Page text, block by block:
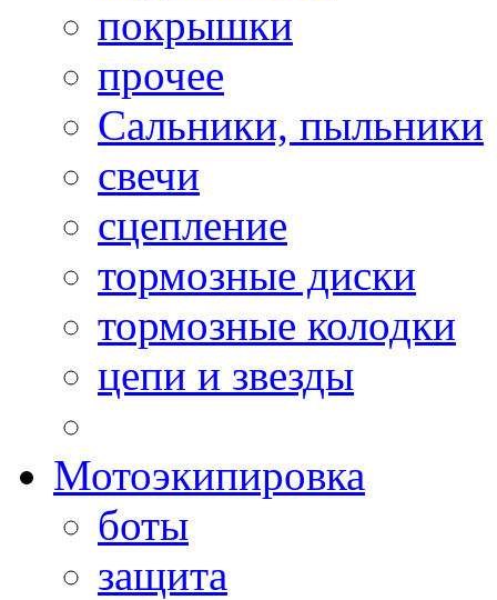
покрышки
прочее
Сальники, пыльники
свечи
сцепление
тормозные диски
тормозные колодки
цепи и звезды
Мотоэкипировка
боты
защита